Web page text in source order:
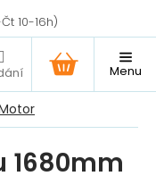
NÁKUPNÍ
KOŠÍK
1680mm